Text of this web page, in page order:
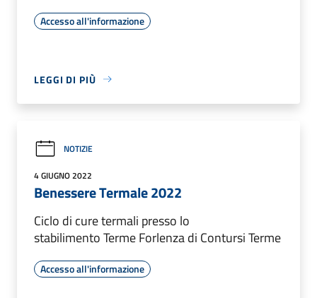
Accesso all'informazione
LEGGI DI PIÙ
NOTIZIE
4 GIUGNO 2022
Benessere Termale 2022
Ciclo di cure termali presso lo
stabilimento Terme Forlenza di Contursi Terme
Accesso all'informazione